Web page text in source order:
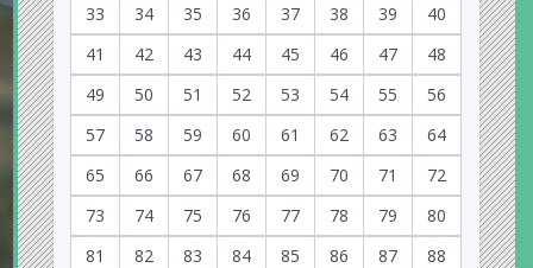
33
34 35 36 37 38 39
40
41
42 43 44 45 46 47
48
49
50 51 52 53 54 55
56
57
58 59 60 61 62 63
64
65
66 67 68 69 70 71
72
73
74 75 76 77 78 79
80
81
82 83 84 85 86 87
88